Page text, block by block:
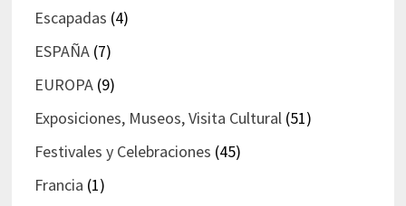
Escapadas (4)
ESPAÑA(7)
EUROPA(9)
Exposiciones, Museos, Visita Cultural(51)
Festivales y Celebraciones (45)
Francia (1)